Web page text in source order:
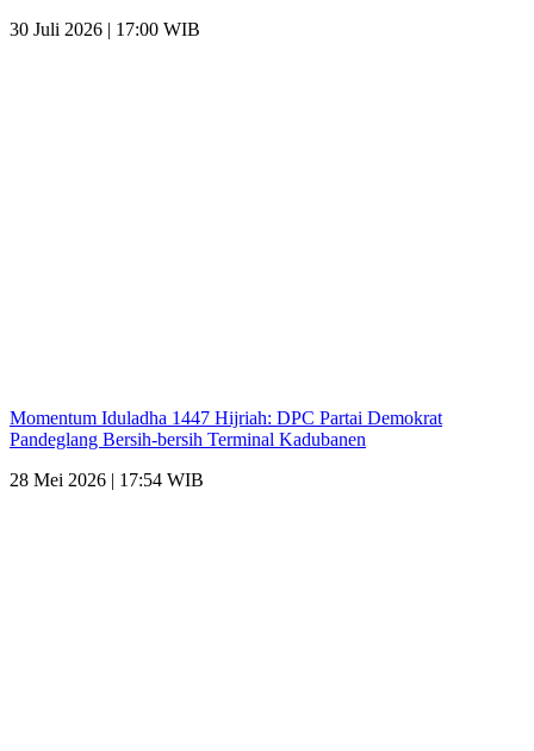
30 Juli 2026 | 17:00 WIB
Momentum Iduladha 1447 Hijriah: DPC Partai Demokrat
Pandeglang Bersih-bersih Terminal Kadubanen
28 Mei 2026 | 17:54 WIB